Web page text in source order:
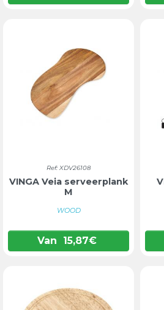
Ref: XDV26108
VINGA Veia serveerplank
M
WOOD
Van 15,87€